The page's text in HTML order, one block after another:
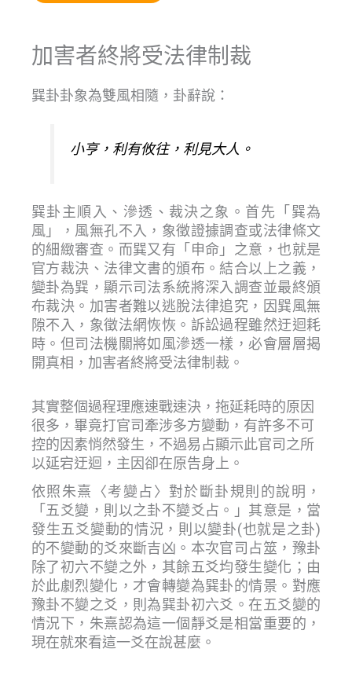
加害者終將受法律制裁
巽卦卦象為雙風相隨，卦辭說：
小亨，利有攸往，利見大人。
巽卦主順入、滲透、裁決之象。首先「巽為
風」，風無孔不入，象徵證據調查或法律條文
的細緻審查。而巽又有「申命」之意，也就是
官方裁決、法律文書的頒布。結合以上之義，
變卦為巽，顯示司法系統將深入調查並最終頒
布裁決。加害者難以逃脫法律追究，因巽風無
隙不入，象徵法網恢恢。訴訟過程雖然迂迴耗
時。但司法機關將如風滲透一樣，必會層層揭
開真相，加害者終將受法律制裁。
其實整個過程理應速戰速決，拖延耗時的原因
很多，畢竟打官司牽涉多方變動，有許多不可
控的因素悄然發生，不過易占顯示此官司之所
以延宕迂迴，主因卻在原告身上。
依照朱熹〈考變占〉對於斷卦規則的說明，
「五爻變，則以之卦不變爻占。」其意是，當
發生五爻變動的情況，則以變卦(也就是之卦)
的不變動的爻來斷吉凶。本次官司占筮，豫卦
除了初六不變之外，其餘五爻均發生變化；由
於此劇烈變化，才會轉變為巽卦的情景。對應
豫卦不變之爻，則為巽卦初六爻。在五爻變的
情況下，朱熹認為這一個靜爻是相當重要的，
現在就來看這一爻在說甚麼。